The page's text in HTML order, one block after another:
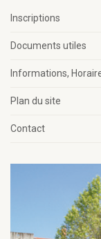
Inscriptions
Documents utiles
Informations,
Plan du site
Contact